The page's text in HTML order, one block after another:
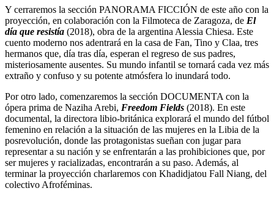
Y cerraremos la sección PANORAMA FICCIÓN de este año con la
proyección, en colaboración con la Filmoteca de Zaragoza, de El
día que resistía (2018), obra de la argentina Alessia Chiesa. Este
cuento moderno nos adentrará en la casa de Fan, Tino y Claa, tres
hermanos que, día tras día, esperan el regreso de sus padres,
misteriosamente ausentes. Su mundo infantil se tornará cada vez más
extraño y confuso y su potente atmósfera lo inundará todo.
Por otro lado, comenzaremos la sección DOCUMENTA con la
ópera prima de Naziha Arebi, Freedom Fields (2018). En este
documental, la directora libio-británica explorará el mundo del fútbol
femenino en relación a la situación de las mujeres en la Libia de la
posrevolución, donde las protagonistas sueñan con jugar para
representar a su nación y se enfrentarán a las prohibiciones que, por
ser mujeres y racializadas, encontrarán a su paso. Además, al
terminar la proyección charlaremos con Khadidjatou Fall Niang, del
colectivo Afroféminas.